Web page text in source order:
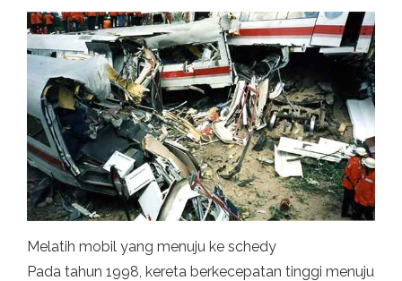
Melatih mobil yang menuju ke schedy
Pada tahun 1998, kereta berkecepatan tinggi menuju